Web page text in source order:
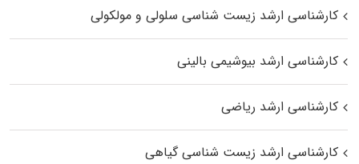
کارشناسی ارشد زیست شناسی سلولی و مولکولی
کارشناسی ارشد بیوشیمی بالینی
کارشناسی ارشد ریاضی
کارشناسی ارشد زیست‌ شناسی گیاهی